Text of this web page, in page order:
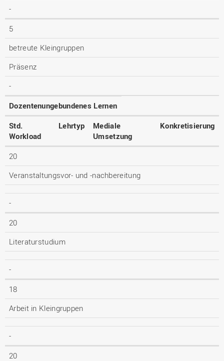
-
5
betreute Kleingruppen
Präsenz
-
Dozentenungebundenes Lernen
Std.
Workload
Lehrtyp
Mediale
Umsetzung
Konkretisierung
20
Veranstaltungsvor- und -nachbereitung
-
20
Literaturstudium
-
18
Arbeit in Kleingruppen
-
20